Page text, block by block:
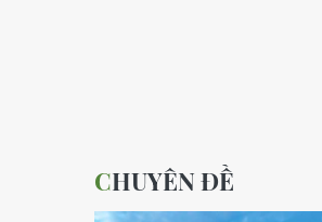
CHUYÊN ĐỀ